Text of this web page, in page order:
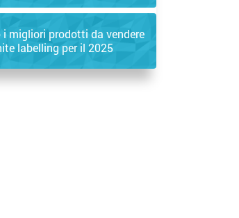
i migliori prodotti da vendere
labelling per il 2025